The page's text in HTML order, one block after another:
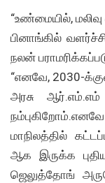
“உண்மையில்,
பினாங்கில்
நலன்
“எனவே, 2030-
அரசு
மாநிலத்தில்
ஆக இருக்க
ஜெலுத்தோங்